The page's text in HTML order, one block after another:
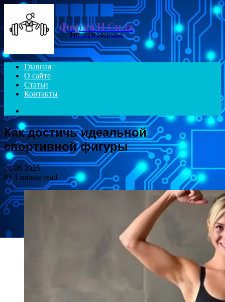
Menu
Форма И Сила
Фитнес и здоровье
Главная
О сайте
Статьи
Контакты
for
Как достичь идеальной
спортивной фигуры
24.06.2025
81 1 minute read